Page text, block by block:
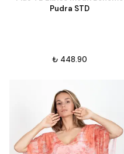
Pudra STD
₺ 448.90